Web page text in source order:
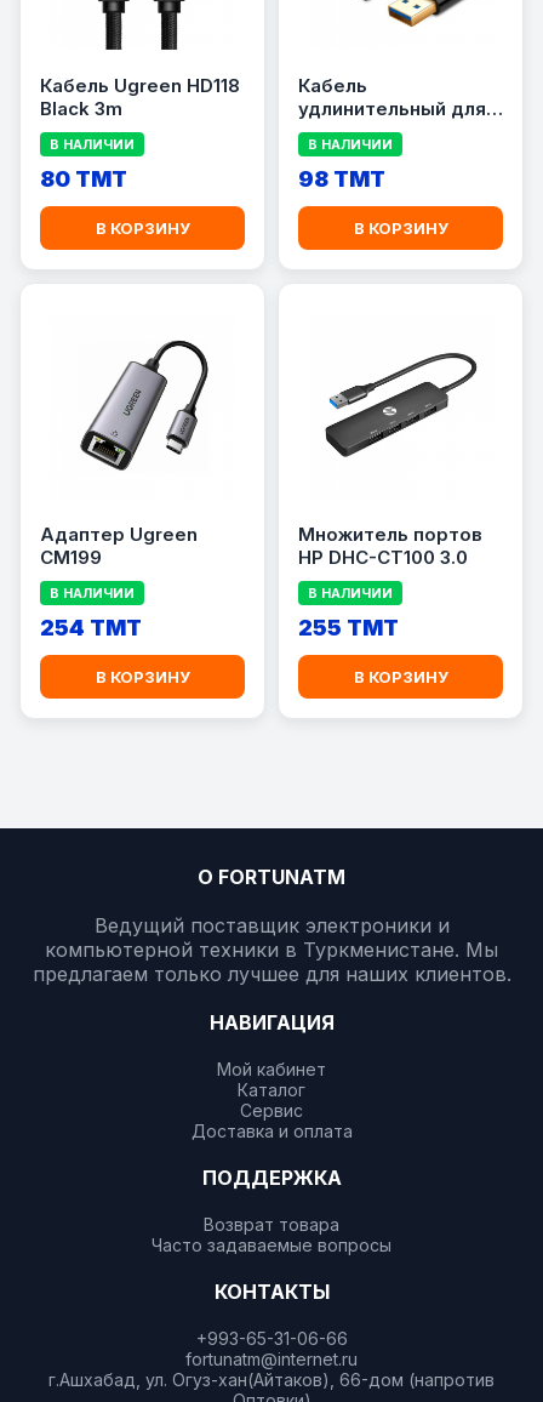
Кабель Ugreen HD118
Black 3m
В НАЛИЧИИ
80 TMT
В КОРЗИНУ
Кабель
удлинительный для
компьютера UGREEN
US129
В НАЛИЧИИ
98 TMT
В КОРЗИНУ
Адаптер Ugreen
CM199
В НАЛИЧИИ
254 TMT
В КОРЗИНУ
Множитель портов
HP DHC-CT100 3.0
В НАЛИЧИИ
255 TMT
В КОРЗИНУ
О FORTUNATM
Ведущий поставщик электроники и
компьютерной техники в Туркменистане. Мы
предлагаем только лучшее для наших клиентов.
НАВИГАЦИЯ
Мой кабинет
Каталог
Сервис
Доставка и оплата
ПОДДЕРЖКА
Возврат товара
Часто задаваемые вопросы
КОНТАКТЫ
+993-65-31-06-66
fortunatm@internet.ru
г.Ашхабад, ул. Огуз-хан(Айтаков), 66-дом (напротив